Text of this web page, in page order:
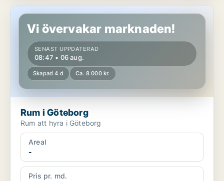
Rum i Göteborg
Vi övervakar marknaden!
SENAST UPPDATERAD
08:47 • 06 aug.
Skapad 4 d Ca. 8 000 kr.
Rum i Göteborg
Rum att hyra i Göteborg
Areal
-
Pris pr. md.